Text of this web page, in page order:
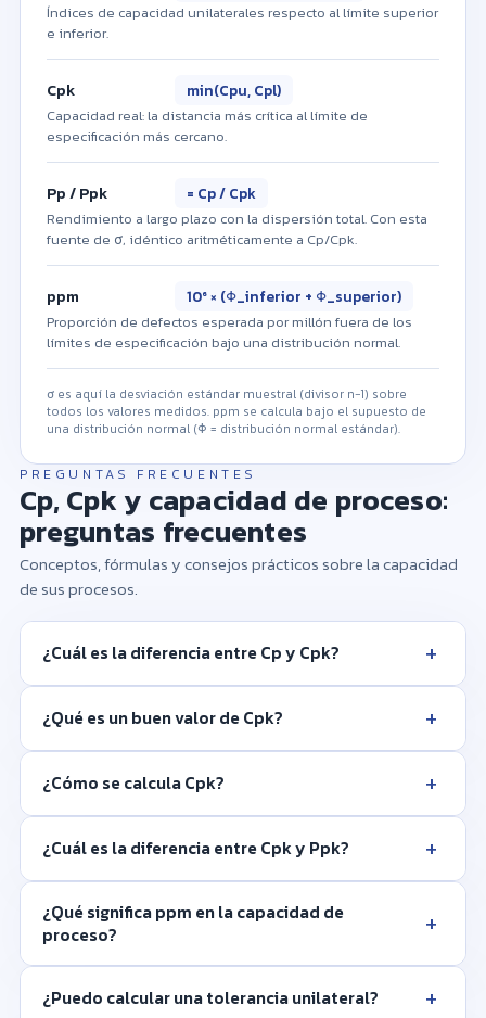
Índices de capacidad unilaterales respecto al límite superior
e inferior.
Cpk min(Cpu, Cpl)
Capacidad real: la distancia más crítica al límite de
especificación más cercano.
Pp / Ppk = Cp / Cpk
Rendimiento a largo plazo con la dispersión total. Con esta
fuente de σ, idéntico aritméticamente a Cp/Cpk.
ppm 10⁶ × (Φ_inferior + Φ_superior)
Proporción de defectos esperada por millón fuera de los
límites de especificación bajo una distribución normal.
σ es aquí la desviación estándar muestral (divisor n−1) sobre
todos los valores medidos. ppm se calcula bajo el supuesto de
una distribución normal (Φ = distribución normal estándar).
PREGUNTAS FRECUENTES
Cp, Cpk y capacidad de proceso:
preguntas frecuentes
Conceptos, fórmulas y consejos prácticos sobre la capacidad
de sus procesos.
¿Cuál es la diferencia entre Cp y Cpk? +
¿Qué es un buen valor de Cpk? +
¿Cómo se calcula Cpk? +
¿Cuál es la diferencia entre Cpk y Ppk? +
¿Qué significa ppm en la capacidad de
proceso?
+
¿Puedo calcular una tolerancia unilateral? +